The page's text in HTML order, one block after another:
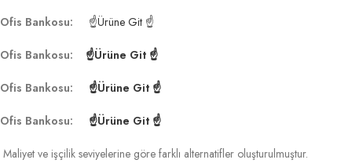
Ofis Bankosu: ☝Ürüne Git ☝
Ofis Bankosu: ☝Ürüne Git ☝
Ofis Bankosu: ☝Ürüne Git ☝
Ofis Bankosu: ☝Ürüne Git ☝
Maliyet ve işçilik seviyelerine göre farklı alternatifler oluşturulmuştur.